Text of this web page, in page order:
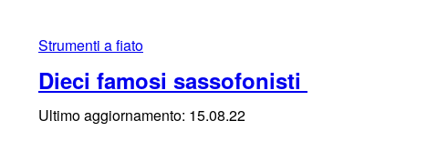
Strumenti a fiato
Dieci famosi sassofonisti
Ultimo aggiornamento: 15.08.22